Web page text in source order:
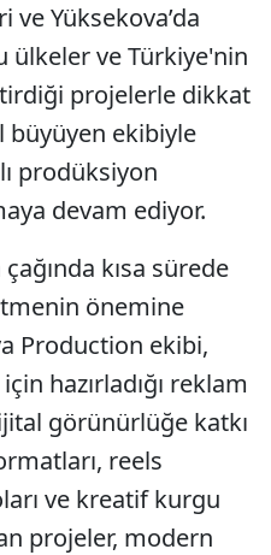
ve Yüksekova’da
ülkeler ve Türkiye'nin
projelerle dikkat
büyüyen ekibiyle
prodüksiyon
devam ediyor.
kısa sürede
önemine
Production ekibi,
hazırladığı reklam
görünürlüğe katkı
reels
ve kreatif kurgu
projeler, modern